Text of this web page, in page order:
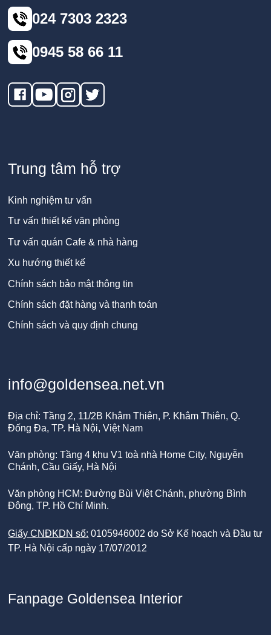
024 7303 2323
0945 58 66 11
Trung tâm hỗ trợ
Kinh nghiệm tư vấn
Tư vấn thiết kế văn phòng
Tư vấn quán Cafe & nhà hàng
Xu hướng thiết kế
Chính sách bảo mật thông tin
Chính sách đặt hàng và thanh toán
Chính sách và quy định chung
info@goldensea.net.vn
Địa chỉ: Tầng 2, 11/2B Khâm Thiên, P. Khâm Thiên, Q.
Đống Đa, TP. Hà Nội, Việt Nam
Văn phòng: Tầng 4 khu V1 toà nhà Home City, Nguyễn
Chánh, Cầu Giấy, Hà Nội
Văn phòng HCM: Đường Bùi Việt Chánh, phường Bình
Đông, TP. Hồ Chí Minh.
Giấy CNĐKDN số: 0105946002 do Sở Kế hoạch và Đầu tư
TP. Hà Nội cấp ngày 17/07/2012
Fanpage Goldensea Interior